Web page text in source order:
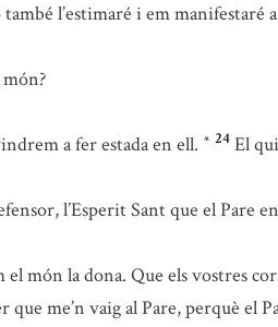
l’estimaré i em manifestaré
a fer estada en ell. * 24 El
l’Esperit Sant que el Pare
món la dona. Que els vostres
que me’n vaig al Pare, perquè el